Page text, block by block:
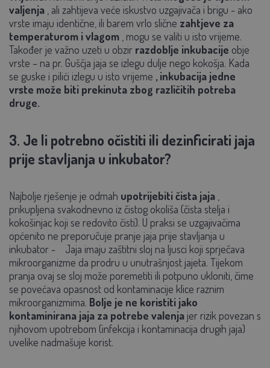
valjenja , ali zahtijeva veće iskustvo uzgajivača i brigu - ako
vrste imaju identične, ili barem vrlo slične zahtjeve za
temperaturom i vlagom , mogu se valiti u isto vrijeme.
Također je važno uzeti u obzir razdoblje inkubacije obje
vrste – na pr. Guščja jaja se izlegu dulje nego kokošja. Kada
se guske i pilići izlegu u isto vrijeme , inkubacija jedne
vrste može biti prekinuta zbog različitih potreba
druge.
3. Je li potrebno očistiti ili dezinficirati jaja
prije stavljanja u inkubator?
Najbolje rješenje je odmah upotrijebiti čista jaja
prikupljena svakodnevno iz čistog okoliša (čista stelja i
kokošinjac koji se redovito čisti). U praksi se uzgajivačima
općenito ne preporučuje pranje jaja prije stavljanja u
inkubator -
Jaja imaju zaštitni sloj na ljusci koji sprječava
mikroorganizme da prodru u unutrašnjost jajeta. Tijekom
pranja ovaj se sloj može poremetiti ili potpuno ukloniti, čime
se povećava opasnost od kontaminacije klice raznim
mikroorganizmima. Bolje je ne koristiti jako
kontaminirana jaja za potrebe valenja jer rizik povezan s
njihovom upotrebom (infekcija i kontaminacija drugih jaja)
uvelike nadmašuje korist.